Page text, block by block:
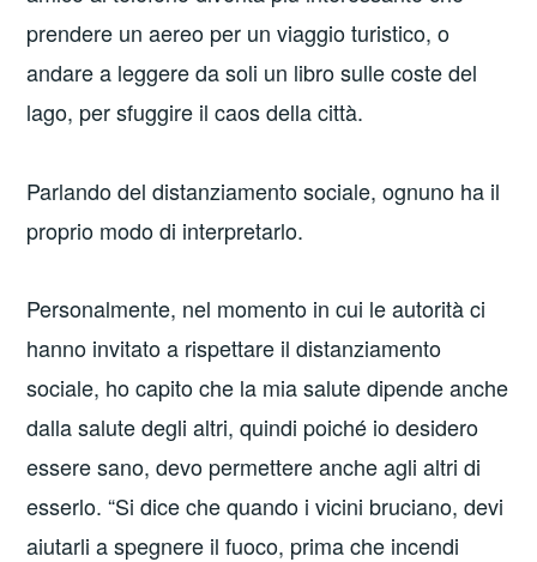
prendere un aereo per un viaggio turistico, o
andare a leggere da soli un libro sulle coste del
lago, per sfuggire il caos della città.
Parlando del distanziamento sociale, ognuno ha il
proprio modo di interpretarlo.
Personalmente, nel momento in cui le autorità ci
hanno invitato a rispettare il distanziamento
sociale, ho capito che la mia salute dipende anche
dalla salute degli altri, quindi poiché io desidero
essere sano, devo permettere anche agli altri di
esserlo. “Si dice che quando i vicini bruciano, devi
aiutarli a spegnere il fuoco, prima che incendi